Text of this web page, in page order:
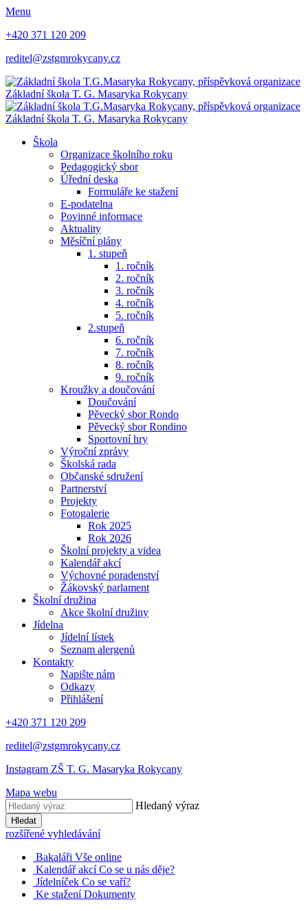
Menu
+420 371 120 209
reditel@zstgmrokycany.cz
Základní škola T. G. Masaryka Rokycany
Základní škola T. G. Masaryka Rokycany
Škola
Organizace školního roku
Pedagogický sbor
Úřední deska
Formuláře ke stažení
E-podatelna
Povinné informace
Aktuality
Měsíční plány
1. stupeň
1. ročník
2. ročník
3. ročník
4. ročník
5. ročník
2.stupeň
6. ročník
7. ročník
8. ročník
9. ročník
Kroužky a doučování
Doučování
Pěvecký sbor Rondo
Pěvecký sbor Rondino
Sportovní hry
Výroční zprávy
Školská rada
Občanské sdružení
Partnerství
Projekty
Fotogalerie
Rok 2025
Rok 2026
Školní projekty a videa
Kalendář akcí
Výchovné poradenství
Žákovský parlament
Školní družina
Akce školní družiny
Jídelna
Jídelní lístek
Seznam alergenů
Kontakty
Napište nám
Odkazy
Přihlášení
+420 371 120 209
reditel@zstgmrokycany.cz
Instagram ZŠ T. G. Masaryka Rokycany
Mapa webu
Hledaný výraz
Hledat
rozšířené vyhledávání
Bakaláři Vše online
Kalendář akcí Co se u nás děje?
Jídelníček Co se vaří?
Ke stažení Dokumenty